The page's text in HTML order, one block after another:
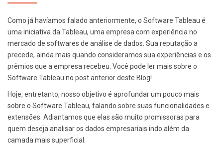
Como já havíamos falado anteriormente, o Software Tableau é
uma iniciativa da Tableau, uma empresa com experiência no
mercado de softwares de análise de dados. Sua reputação a
precede, ainda mais quando consideramos sua experiências e os
prêmios que a empresa recebeu. Você pode ler mais sobre o
Software Tableau no post anteriordeste Blog!
Hoje, entretanto, nosso objetivo é aprofundar um pouco mais
sobre o Software Tableau, falando sobre suas funcionalidades e
extensões. Adiantamos que elas são muito promissoras para
quem deseja analisar os dados empresariais indo além da
camada mais superficial.